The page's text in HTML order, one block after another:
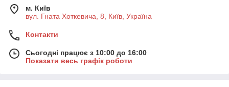
м. Київ
вул. Гната Хоткевича, 8, Київ, Україна
Контакти
Сьогодні працює з 10:00 до 16:00
Показати весь графік роботи